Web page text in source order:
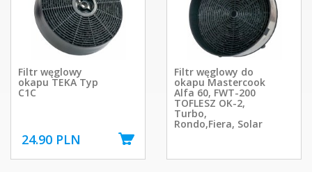
Filtr węglowy
okapu TEKA Typ
C1C
24.90 PLN
Filtr węglowy do
okapu Mastercook
Alfa 60, FWT-200
TOFLESZ OK-2,
Turbo,
Rondo,Fiera, Solar